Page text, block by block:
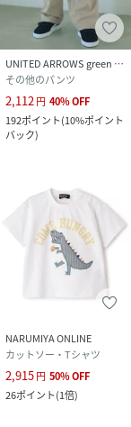
UNITED ARROWS green label relaxing
その他のパンツ
2,112円 40%OFF
192ポイント(10%ポイント
バック)
NARUMIYA ONLINE
カットソー・Tシャツ
2,915円 50%OFF
26ポイント(1倍)